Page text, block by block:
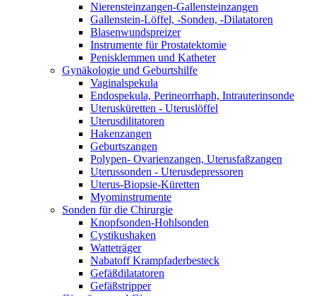
Nierensteinzangen-Gallensteinzangen
Gallenstein-Löffel, -Sonden, -Dilatatoren
Blasenwundspreizer
Instrumente für Prostatektomie
Penisklemmen und Katheter
Gynäkologie und Geburtshilfe
Vaginalspekula
Endospekula, Perineorrhaph, Intrauterinsonde
Uterusküretten - Uteruslöffel
Uterusdilitatoren
Hakenzangen
Geburtszangen
Polypen- Ovarienzangen, Uterusfaßzangen
Uterussonden - Uterusdepressoren
Uterus-Biopsie-Küretten
Myominstrumente
Sonden für die Chirurgie
Knopfsonden-Hohlsonden
Cystikushaken
Watteträger
Nabatoff Krampfaderbesteck
Gefäßdilatatoren
Gefäßstripper